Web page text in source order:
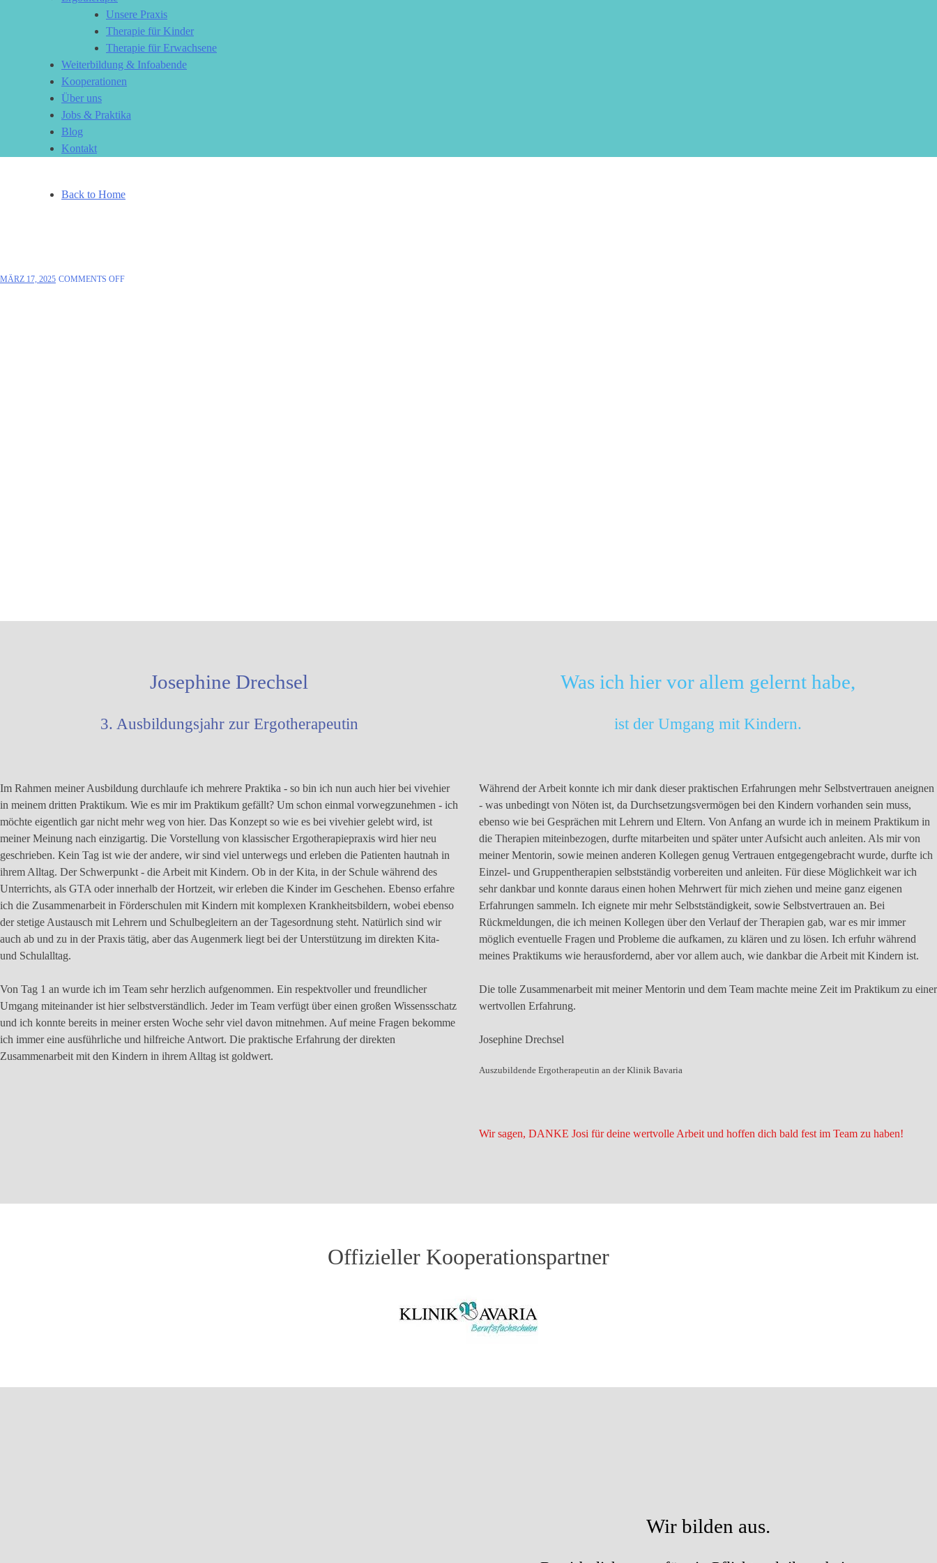
Unsere Praxis
Therapie für Kinder
Therapie für Erwachsene
Weiterbildung & Infoabende
Kooperationen
Über uns
Jobs & Praktika
Blog
Kontakt
Back to Home
MÄRZ 17, 2025 COMMENTS OFF
Josephine Drechsel
3. Ausbildungsjahr zur Ergotherapeutin
Im Rahmen meiner Ausbildung durchlaufe ich mehrere Praktika - so bin ich nun auch hier bei vivehier
in meinem dritten Praktikum. Wie es mir im Praktikum gefällt? Um schon einmal vorwegzunehmen - ich
möchte eigentlich gar nicht mehr weg von hier. Das Konzept so wie es bei vivehier gelebt wird, ist
meiner Meinung nach einzigartig. Die Vorstellung von klassischer Ergotherapiepraxis wird hier neu
geschrieben. Kein Tag ist wie der andere, wir sind viel unterwegs und erleben die Patienten hautnah in
ihrem Alltag. Der Schwerpunkt - die Arbeit mit Kindern. Ob in der Kita, in der Schule während des
Unterrichts, als GTA oder innerhalb der Hortzeit, wir erleben die Kinder im Geschehen. Ebenso erfahre
ich die Zusammenarbeit in Förderschulen mit Kindern mit komplexen Krankheitsbildern, wobei ebenso
der stetige Austausch mit Lehrern und Schulbegleitern an der Tagesordnung steht. Natürlich sind wir
auch ab und zu in der Praxis tätig, aber das Augenmerk liegt bei der Unterstützung im direkten Kita-
und Schulalltag.
Von Tag 1 an wurde ich im Team sehr herzlich aufgenommen. Ein respektvoller und freundlicher
Umgang miteinander ist hier selbstverständlich. Jeder im Team verfügt über einen großen Wissensschatz
und ich konnte bereits in meiner ersten Woche sehr viel davon mitnehmen. Auf meine Fragen bekomme
ich immer eine ausführliche und hilfreiche Antwort. Die praktische Erfahrung der direkten
Zusammenarbeit mit den Kindern in ihrem Alltag ist goldwert.
Was ich hier vor allem gelernt habe,
ist der Umgang mit Kindern.
Während der Arbeit konnte ich mir dank dieser praktischen Erfahrungen mehr Selbstvertrauen aneignen
- was unbedingt von Nöten ist, da Durchsetzungsvermögen bei den Kindern vorhanden sein muss,
ebenso wie bei Gesprächen mit Lehrern und Eltern. Von Anfang an wurde ich in meinem Praktikum in
die Therapien miteinbezogen, durfte mitarbeiten und später unter Aufsicht auch anleiten. Als mir von
meiner Mentorin, sowie meinen anderen Kollegen genug Vertrauen entgegengebracht wurde, durfte ich
Einzel- und Gruppentherapien selbstständig vorbereiten und anleiten. Für diese Möglichkeit war ich
sehr dankbar und konnte daraus einen hohen Mehrwert für mich ziehen und meine ganz eigenen
Erfahrungen sammeln. Ich eignete mir mehr Selbstständigkeit, sowie Selbstvertrauen an. Bei
Rückmeldungen, die ich meinen Kollegen über den Verlauf der Therapien gab, war es mir immer
möglich eventuelle Fragen und Probleme die aufkamen, zu klären und zu lösen. Ich erfuhr während
meines Praktikums wie herausfordernd, aber vor allem auch, wie dankbar die Arbeit mit Kindern ist.
Die tolle Zusammenarbeit mit meiner Mentorin und dem Team machte meine Zeit im Praktikum zu einer
wertvollen Erfahrung.
Josephine Drechsel
Auszubildende Ergotherapeutin an der Klinik Bavaria
Wir sagen, DANKE Josi für deine wertvolle Arbeit und hoffen dich bald fest im Team zu haben!
Offizieller Kooperationspartner
Wir bilden aus.